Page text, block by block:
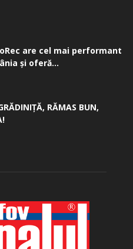
are cel mai performant
și oferă...
­RĂMAS BUN,